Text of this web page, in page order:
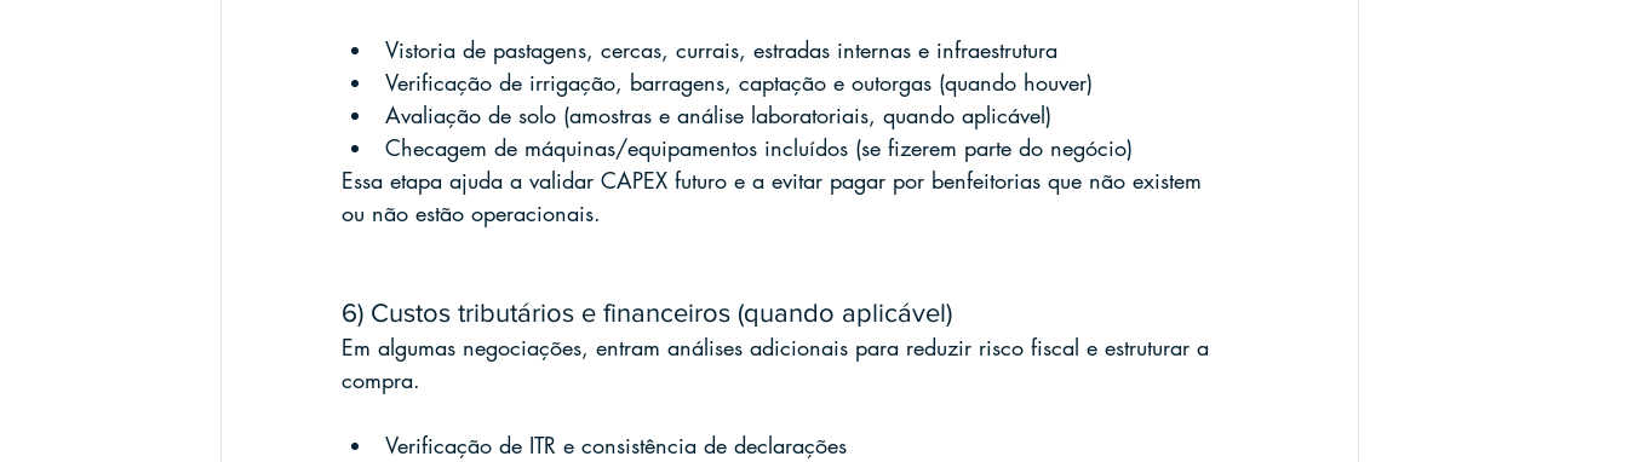
Vistoria de pastagens, cercas, currais, estradas internas e infraestrutura
Verificação de irrigação, barragens, captação e outorgas (quando houver)
Avaliação de solo (amostras e análise laboratoriais, quando aplicável)
Checagem de máquinas/equipamentos incluídos (se fizerem parte do negócio)
Essa etapa ajuda a validar CAPEX futuro e a evitar pagar por benfeitorias que não existem
ou não estão operacionais.
6) Custos tributários e financeiros (quando aplicável)
Em algumas negociações, entram análises adicionais para reduzir risco fiscal e estruturar a
compra.
Verificação de ITR e consistência de declarações